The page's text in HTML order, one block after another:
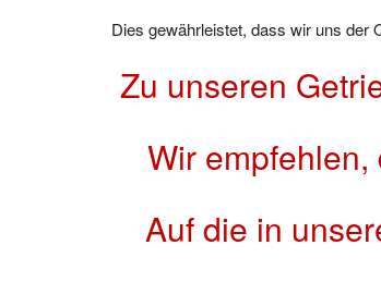
Dies gewährleistet, dass wir uns der
Zu unseren
Wir
Auf die in